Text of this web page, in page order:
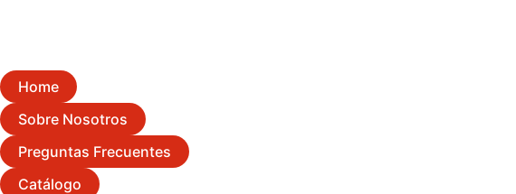
Home
Sobre Nosotros
Preguntas Frecuentes
Catálogo